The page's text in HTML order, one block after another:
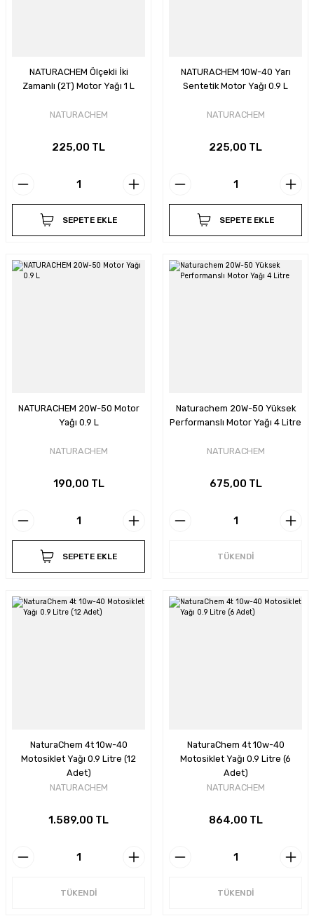
NATURACHEM Ölçekli İki
Zamanlı (2T) Motor Yağı 1 L
NATURACHEM
225,00 TL
SEPETE EKLE
NATURACHEM 10W-40 Yarı
Sentetik Motor Yağı 0.9 L
NATURACHEM
225,00 TL
SEPETE EKLE
NATURACHEM 20W-50 Motor
Yağı 0.9 L
NATURACHEM
190,00 TL
SEPETE EKLE
Naturachem 20W-50 Yüksek
Performanslı Motor Yağı 4 Litre
NATURACHEM
675,00 TL
TÜKENDİ
NaturaChem 4t 10w-40
Motosiklet Yağı 0.9 Litre (12
Adet)
NATURACHEM
1.589,00 TL
TÜKENDİ
NaturaChem 4t 10w-40
Motosiklet Yağı 0.9 Litre (6
Adet)
NATURACHEM
864,00 TL
TÜKENDİ